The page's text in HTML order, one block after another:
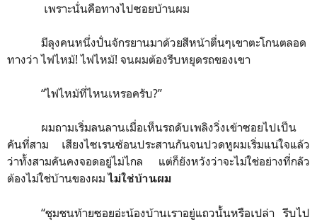
เพราะนั่นคือทางไปซอยบ้านผม
มีลุงคนหนึ่งปั่นจักรยานมาด้วยสีหน้าตื่นๆเขาตะโกนตลอด
ทางว่า ไฟไหม้!ไฟไหม้! จนผมต้องรีบหยุดรถของเขา
“ไฟไหม้ที่ไหนเหรอครับ?”
ผมถามเริ่มลนลานเมื่อเห็นรถดับเพลิงวิ่งเข้าซอยไปเป็น
คันที่สาม เสียงไซเรนซ้อนประสานกันจนปวดหูผมเริ่มแน่ใจแล้ว
ว่าทั้งสามคันคงจอดอยู่ไม่ไกล แต่ก็ยังหวังว่าจะไม่ใช่อย่างที่กลัว
ต้องไม่ใช่บ้านของผมไม่ใช่บ้านผม
“ชุมชนท้ายซอยอ่ะน้องบ้านเราอยู่แถวนั้นหรือเปล่า รีบไป